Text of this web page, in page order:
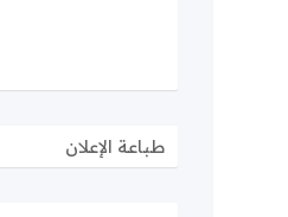
طباعة الإعلان